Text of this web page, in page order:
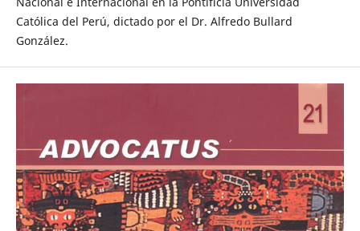
Católica del Perú, dictado por el Dr. Alfredo Bullard
González.